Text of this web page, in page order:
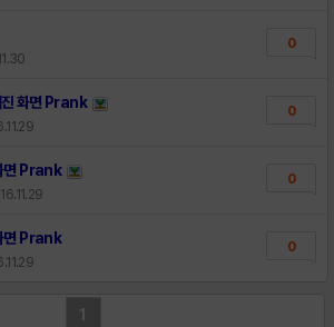
0
화면 Prank 0
면 Prank
| 16.11.29
0
면 Prank 0
1